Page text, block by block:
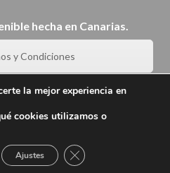
hecha en Canarias.
y Condiciones
reservados.
la mejor experiencia en
cookies utilizamos o
Ajustes Cerrar el banner de